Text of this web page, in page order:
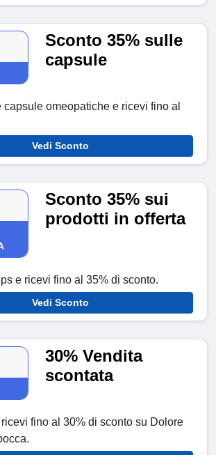
Sconto 35% sulle
capsule
omeopatiche e ricevi fino al
Vedi Sconto
Sconto 35% sui
prodotti in offerta
e ricevi fino al 35% di sconto.
Vedi Sconto
30% Vendita
scontata
fino al 30% di sconto su Dolore